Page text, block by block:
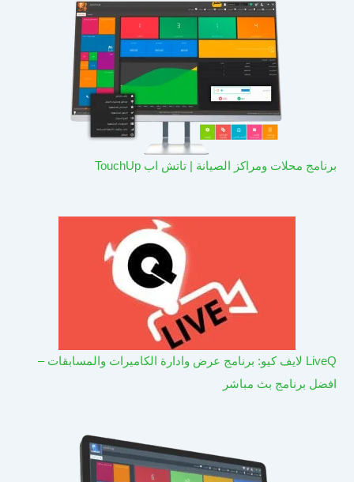
برنامج محلات ومراكز الصيانة | تاتش اب TouchUp
LiveQ لايف كيو: برنامج عرض وادارة الكاميرات والمسابقات –
افضل برنامج بث مباشر